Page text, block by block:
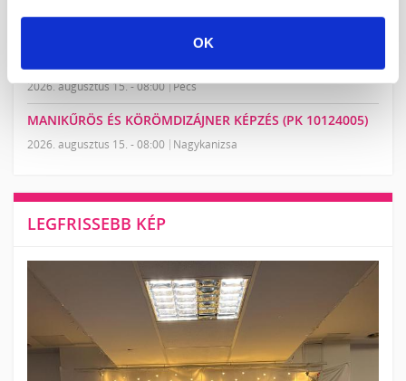
OK
2026. augusztus 15. - 08:00 Pécs
MANIKŰRÖS ÉS KÖRÖMDIZÁJNER KÉPZÉS (PK 10124005)
2026. augusztus 15. - 08:00 Nagykanizsa
LEGFRISSEBB KÉP